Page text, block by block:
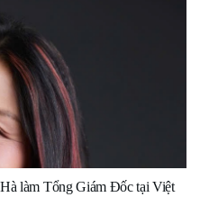
làm Tổng Giám Đốc tại Việt